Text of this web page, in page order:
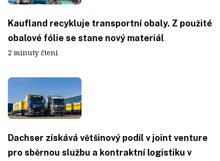
Kaufland recykluje transportní obaly. Z použité
obalové fólie se stane nový materiál
2 minuty čtení
Dachser získává většinový podíl v joint venture
pro sběrnou službu a kontraktní logistiku v